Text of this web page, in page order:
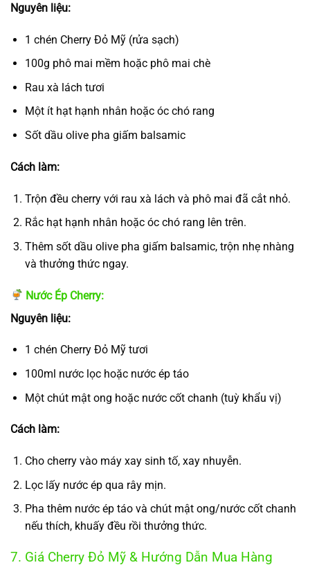
Nguyên liệu:
1 chén Cherry Đỏ Mỹ (rửa sạch)
100g phô mai mềm hoặc phô mai chè
Rau xà lách tươi
Một ít hạt hạnh nhân hoặc óc chó rang
Sốt dầu olive pha giấm balsamic
Cách làm:
Trộn đều cherry với rau xà lách và phô mai đã cắt nhỏ.
Rắc hạt hạnh nhân hoặc óc chó rang lên trên.
Thêm sốt dầu olive pha giấm balsamic, trộn nhẹ nhàng
và thưởng thức ngay.
Nước Ép Cherry:
Nguyên liệu:
1 chén Cherry Đỏ Mỹ tươi
100ml nước lọc hoặc nước ép táo
Một chút mật ong hoặc nước cốt chanh (tuỳ khẩu vị)
Cách làm:
Cho cherry vào máy xay sinh tố, xay nhuyễn.
Lọc lấy nước ép qua rây mịn.
Pha thêm nước ép táo và chút mật ong/nước cốt chanh
nếu thích, khuấy đều rồi thưởng thức.
7. Giá Cherry Đỏ Mỹ & Hướng Dẫn Mua Hàng